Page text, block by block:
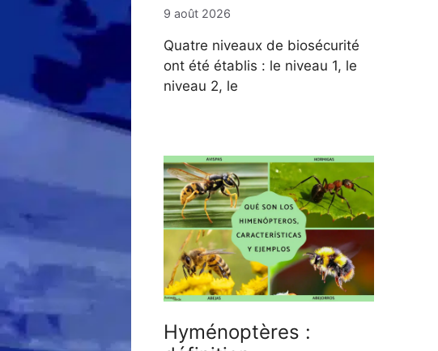
9 août 2026
Quatre niveaux de biosécurité
ont été établis : le niveau 1, le
niveau 2, le
Hyménoptères :